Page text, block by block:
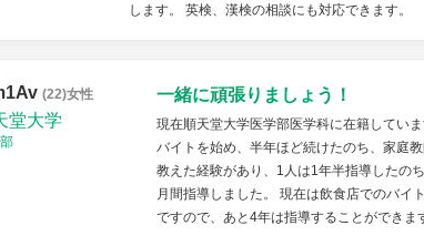
します。 英検、漢検の相談にも対応できます。
(22)女性
堂大学
一緒に頑張りましょう！
現在順天堂大学医学部医学科に在籍してい
バイトを始め、半年ほど続けたのち、家庭
教えた経験があり、1人は1年半指導したの
月間指導しました。 現在は飲食店でのバイ
ですので、あと4年は指導することができま